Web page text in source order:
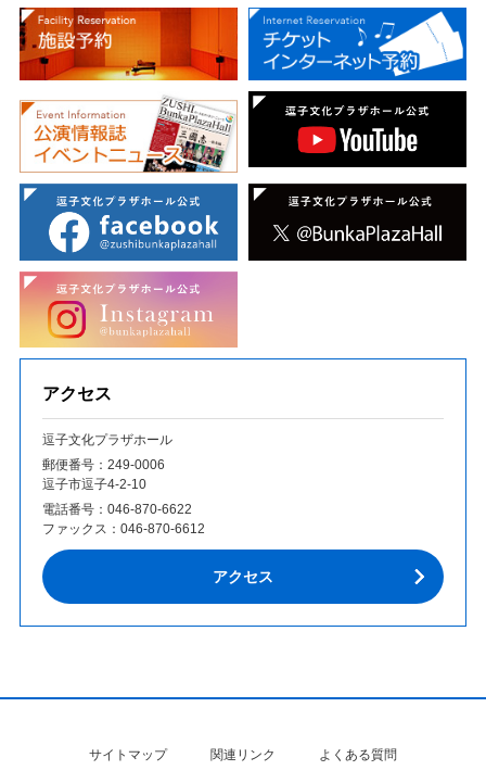
アクセス
逗子文化プラザホール
郵便番号：249‐0006
逗子市逗子4-2-10
電話番号： 046-870-6622
ファックス： 046-870-6612
アクセス
サイトマップ 関連リンク よくある質問